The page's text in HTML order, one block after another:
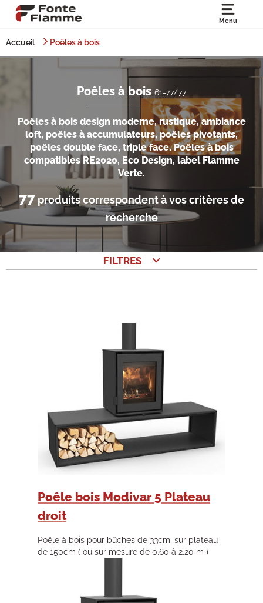
Menu
Accueil Poêles à bois
Poêles à bois61-77/77
Poêles à bois design moderne, rustique, ambiance
loft, poêles à accumulateurs, poêles pivotants,
poêles double face, triple face. Poêles à bois
compatibles RE2020, Eco Design, label Flamme
Verte.
77 produits correspondent à vos critères de
recherche
FILTRES
Poêle bois Modivar 5 Plateau
droit
Poêle à bois pour bûches de 33cm, sur plateau
de 150cm ( ou sur mesure de 0.60 à 2.20 m )